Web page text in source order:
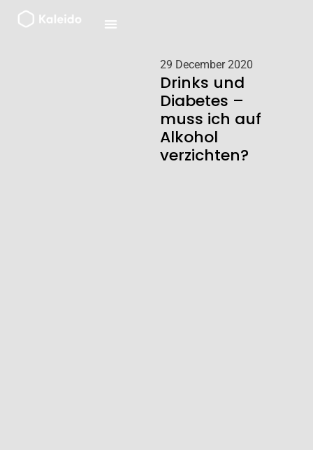
Zum
Inhalt
29 December 2020
Drinks und
Diabetes –
muss ich auf
Alkohol
verzichten?